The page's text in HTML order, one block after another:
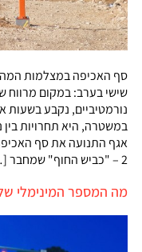
שישי בערב: במקום מרווח
נורמטיביים, נקבע בשעות
במשטרה, היא תחרויות בין
אגף התנועה את סף
מה המספר המינימלי